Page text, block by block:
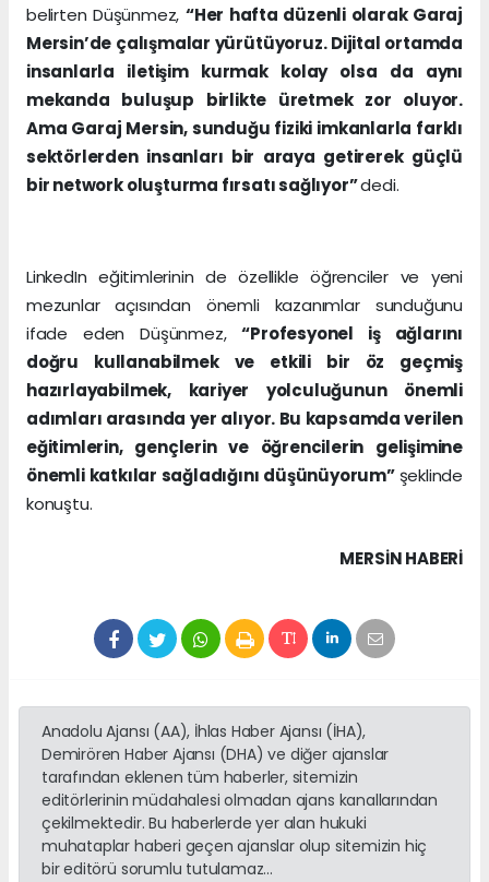
belirten Düşünmez, “Her hafta düzenli olarak Garaj
Mersin’de çalışmalar yürütüyoruz. Dijital ortamda
insanlarla iletişim kurmak kolay olsa da aynı
mekanda buluşup birlikte üretmek zor oluyor.
Ama Garaj Mersin, sunduğu fiziki imkanlarla farklı
sektörlerden insanları bir araya getirerek güçlü
bir network oluşturma fırsatı sağlıyor”dedi.
LinkedIn eğitimlerinin de özellikle öğrenciler ve yeni
mezunlar açısından önemli kazanımlar sunduğunu
ifade eden Düşünmez,“Profesyonel iş ağlarını
doğru kullanabilmek ve etkili bir öz geçmiş
hazırlayabilmek, kariyer yolculuğunun önemli
adımları arasında yer alıyor. Bu kapsamda verilen
eğitimlerin, gençlerin ve öğrencilerin gelişimine
önemli katkılar sağladığını düşünüyorum” şeklinde
konuştu.
MERSIN HABERİ
Anadolu Ajansı (AA), İhlas Haber Ajansı (İHA),
Demirören Haber Ajansı (DHA) ve diğer ajanslar
tarafından eklenen tüm haberler, sitemizin
editörlerinin müdahalesi olmadan ajans kanallarından
çekilmektedir. Bu haberlerde yer alan hukuki
muhataplar haberi geçen ajanslar olup sitemizin hiç
bir editörü sorumlu tutulamaz...